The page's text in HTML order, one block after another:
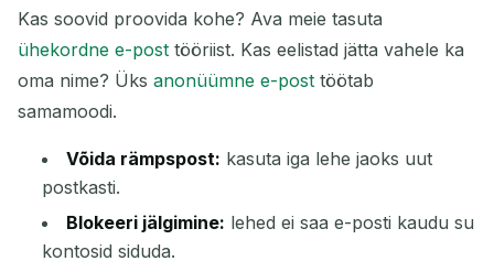
Kas soovid proovida kohe? Ava meie tasuta
ühekordne e-post tööriist. Kas eelistad jätta vahele ka
oma nime? Üks anonüümne e-post töötab
samamoodi.
Võida rämpspost: kasuta iga lehe jaoks uut
postkasti.
Blokeeri jälgimine: lehed ei saa e-posti kaudu su
kontosid siduda.